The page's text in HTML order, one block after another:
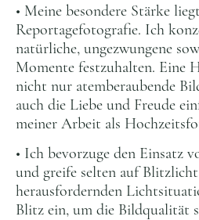
• Meine besondere Stärke
Reportagefotografie. Ich
natürliche, ungezwungene
Momente festzuhalten. Eine
nicht nur atemberaubende
auch die Liebe und Freude
meiner Arbeit als
• Ich bevorzuge den Einsatz
und greife selten auf
herausfordernden
Blitz ein, um die Bildqualität